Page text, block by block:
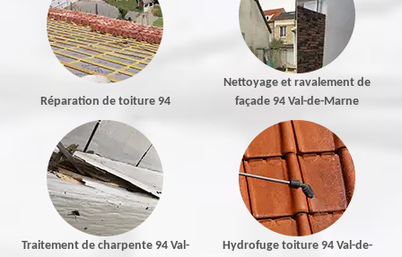
Réparation de toiture 94
Nettoyage et ravalement de
façade 94 Val-de-Marne
Traitement de charpente 94 Val-
Hydrofuge toiture 94 Val-de-